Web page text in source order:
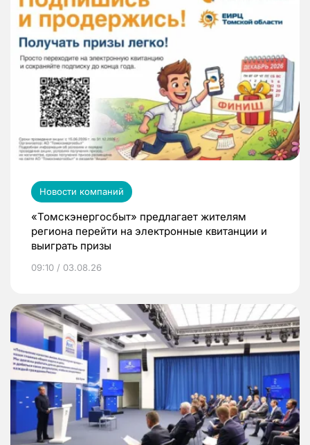
Новости компаний
«Томскэнергосбыт» предлагает жителям
региона перейти на электронные квитанции и
выиграть призы
09:10 / 03.08.26